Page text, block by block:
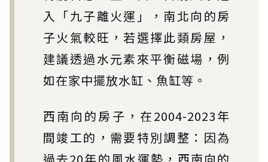
入「九子離火運」，南北向的房
子火氣較旺，若選擇此類房屋，
建議透過水元素來平衡磁場，例
如在家中擺放水缸、魚缸等。
西南向的房子，在2004-2023年
間竣工的，需要特別調整：因為